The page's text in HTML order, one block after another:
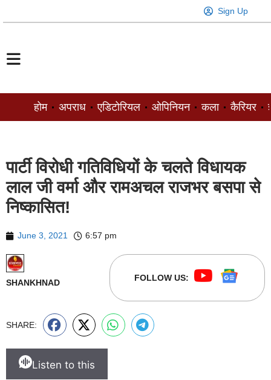
Sign Up
होम अपराध एडिटोरियल ओपिनियन कला कैरियर
पार्टी विरोधी गतिविधियों के चलते विधायक
लाल जी वर्मा और रामअचल राजभर बसपा से
निष्कासित!
June 3, 2021 6:57 pm
SHANKHNAD FOLLOW US:
SHARE:
Listen to this